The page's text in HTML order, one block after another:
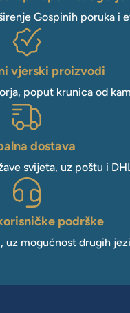
Gospinih poruka i
vjerski proizvodi
poput krunica od
dostava
svijeta, uz poštu i
podrške
uz mogućnost drugih